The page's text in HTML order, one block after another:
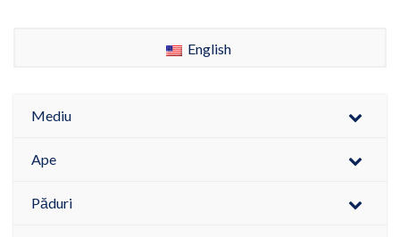
English
Mediu
Ape
Păduri